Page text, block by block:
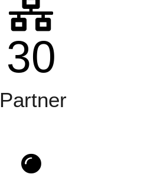
30
Partner